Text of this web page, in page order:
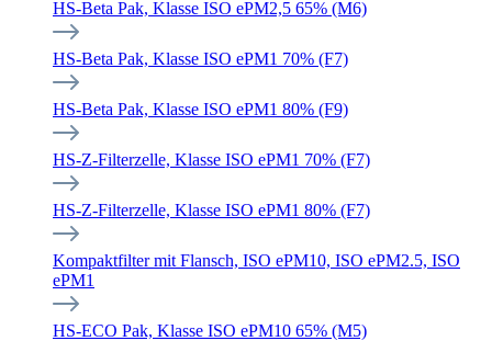
HS-Beta Pak, Klasse ISO ePM2,5 65% (M6)
HS-Beta Pak, Klasse ISO ePM1 70% (F7)
HS-Beta Pak, Klasse ISO ePM1 80% (F9)
HS-Z-Filterzelle, Klasse ISO ePM1 70% (F7)
HS-Z-Filterzelle, Klasse ISO ePM1 80% (F7)
Kompaktfilter mit Flansch, ISO ePM10, ISO ePM2.5, ISO
ePM1
HS-ECO Pak, Klasse ISO ePM10 65% (M5)